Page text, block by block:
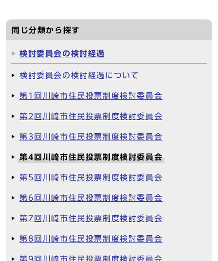
同じ分類から探す
検討委員会の検討経過
検討委員会の検討経過について
第1回川崎市住民投票制度検討委員会
第2回川崎市住民投票制度検討委員会
第3回川崎市住民投票制度検討委員会
第4回川崎市住民投票制度検討委員会
第5回川崎市住民投票制度検討委員会
第6回川崎市住民投票制度検討委員会
第7回川崎市住民投票制度検討委員会
第8回川崎市住民投票制度検討委員会
第9回川崎市住民投票制度検討委員会